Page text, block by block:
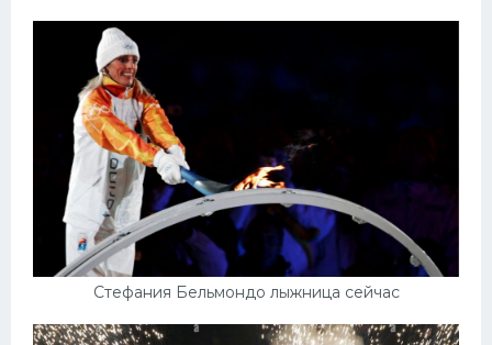
Стефания Бельмондо лыжница сейчас